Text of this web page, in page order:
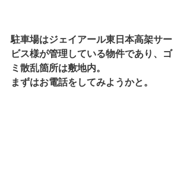
駐車場はジェイアール東日本高架サー
ビス様が管理している物件であり、ゴ
ミ散乱箇所は敷地内。
まずはお電話をしてみようかと。